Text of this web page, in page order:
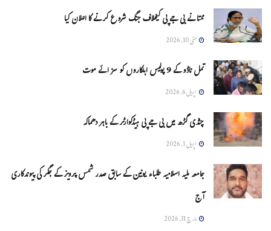
ممتا نے بی جے پی کیخلاف جنگ شروع کرنے کا اعلان کیا
مئی 10, 2026
تمل ناڈو کے 9 پولیس اہلکاروں کو سزائے موت
اپریل 6, 2026
چنڈی گڑھ میں بی جے پی ہیڈکوارٹر کے باہر دھماکہ
اپریل 1, 2026
جامعہ ملیہ اسلامیہ طلباء یونین کے سابق صدر شمس پرویز کے جگر کی پیوندکاری
آج
مارچ 31, 2026